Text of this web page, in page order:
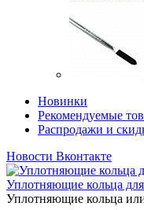
Новинки
Рекомендуемые
Распродажи и
Новости Вконтакте
Уплотняющие кольца
Уплотняющие кольца